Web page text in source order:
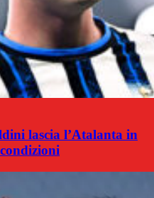
lascia l’Atalanta in